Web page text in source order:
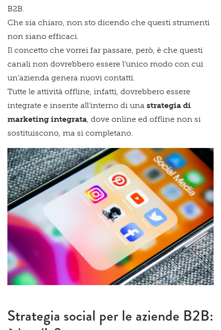
B2B.
Che sia chiaro, non sto dicendo che questi strumenti
non siano efficaci.
Il concetto che vorrei far passare, però, è che questi
canali non dovrebbero essere l’unico modo con cui
un’azienda genera nuovi contatti.
Tutte le attività offline, infatti, dovrebbero essere
integrate e inserite all’interno di una strategia di
marketing integrata , dove online ed offline non si
sostituiscono, ma si completano.
Strategia social per le aziende B2B: